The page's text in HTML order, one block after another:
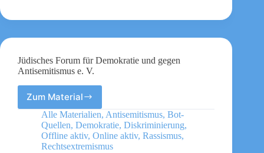
Jüdisches Forum für Demokratie und gegen
Antisemitismus e. V.
Zum Material
Jüdisches
Forum
für
Demokratie
und
Alle Materialien, Antisemitismus, Bot-
Quellen, Demokratie, Diskriminierung,
Offline aktiv, Online aktiv, Rassismus,
Rechtsextremismus